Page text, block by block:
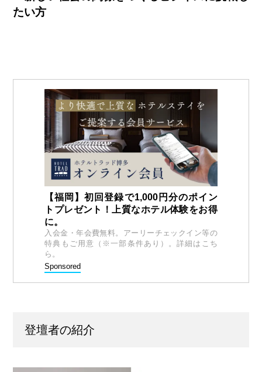
たい方
【福岡】初回登録で1,000円分のポイン
トプレゼント！上質なホテル体験をお得
に。
入会金・年会費無料。アーリーチェックイン等の
特典もご用意（※一部条件あり）。詳細はこち
ら。
Sponsored
登壇者の紹介